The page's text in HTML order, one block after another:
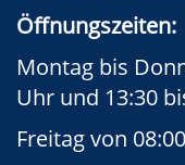
Öffnungszeiten:
Montag bis
Uhr und 13:30
Freitag von